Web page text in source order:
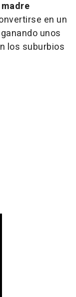
en un
unos
los suburbios